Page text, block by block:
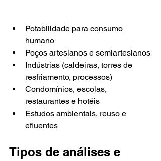
Potabilidade para consumo
humano
Poços artesianos e semiartesianos
Indústrias (caldeiras, torres de
resfriamento, processos)
Condomínios, escolas,
restaurantes e hotéis
Estudos ambientais, reuso e
efluentes
Tipos de análises e